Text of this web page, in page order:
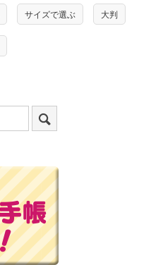
サイズで選ぶ 大判